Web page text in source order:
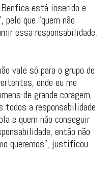
está inserido e
que “quem não
essa responsabilidade,
vale só para o grupo de
onde eu me
de grande coragem,
a responsabilidade
e quem não conseguir
então não
queremos”, justificou